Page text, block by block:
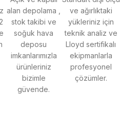
alan depolama
stok takibi ve
soğuk hava
deposu
imkanlarımızla
ürünleriniz
bizimle
güvende.
ve ağırlıktaki
yükleriniz için
teknik analiz ve
Lloyd sertifikalı
ekipmanlarla
profesyonel
çözümler.